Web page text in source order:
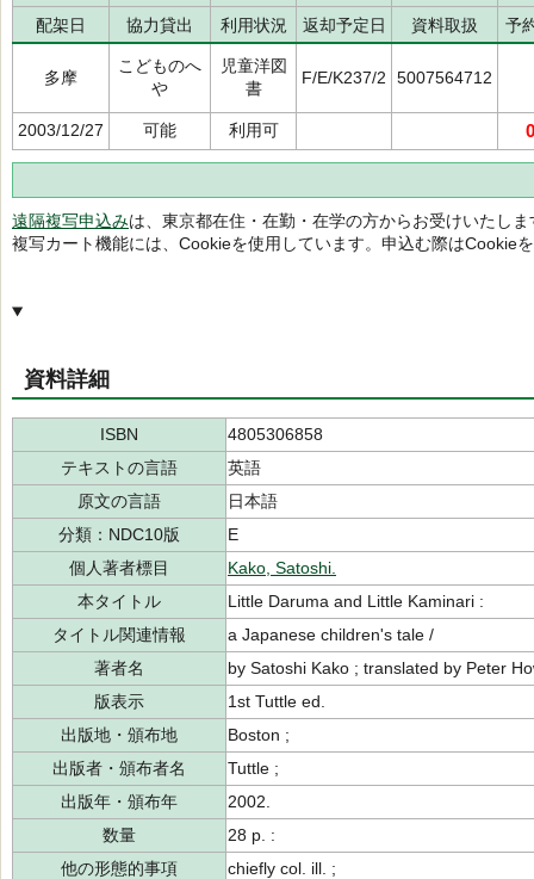
配架日
協力貸出 利用状況 返却予定日 資料取扱 予
多摩
こどものへ
や
児童洋図
書
F/E/K237/2 5007564712
2003/12/27 可能 利用可 0
遠隔複写申込みは、東京都在住・在勤・在学の方からお受けいたしま
複写カート機能には、Cookieを使用しています。申込む際はCookie
資料詳細
ISBN
4805306858
テキストの言語
英語
原文の言語
日本語
分類：NDC10版
E
個人著者標目
Kako, Satoshi.
本タイトル
Little Daruma and Little Kaminari :
タイトル関連情報
a Japanese children's tale /
著者名
by Satoshi Kako ; translated by Peter
版表示
1st Tuttle ed.
出版地・頒布地
Boston ;
出版者・頒布者名
Tuttle ;
出版年・頒布年
2002.
数量
28 p. :
他の形態的事項
chiefly col. ill. ;